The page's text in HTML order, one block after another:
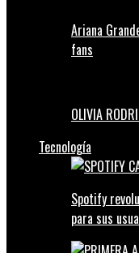
Ariana
fans
OLIVIA
Tecnología
Spotify
para sus